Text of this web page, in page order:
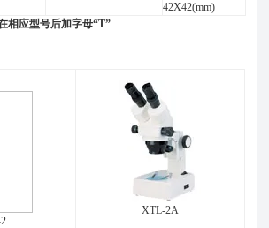
42X42(mm)
相应型号后加字母“T”
XTL-2A